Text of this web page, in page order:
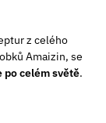
z celého
Amaizin, se
celém světě.